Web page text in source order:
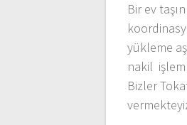
Bir ev
yükleme
nakil
Bizler